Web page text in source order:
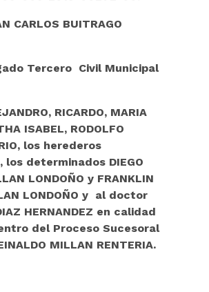
CARLOS BUITRAGO
Tercero Civil Municipal
RICARDO, MARIA
ISABEL, RODOLFO
los herederos
determinados DIEGO
LONDOÑO y FRANKLIN
LONDOÑO y al doctor
HERNANDEZ en calidad
del Proceso Sucesoral
MILLAN RENTERIA.